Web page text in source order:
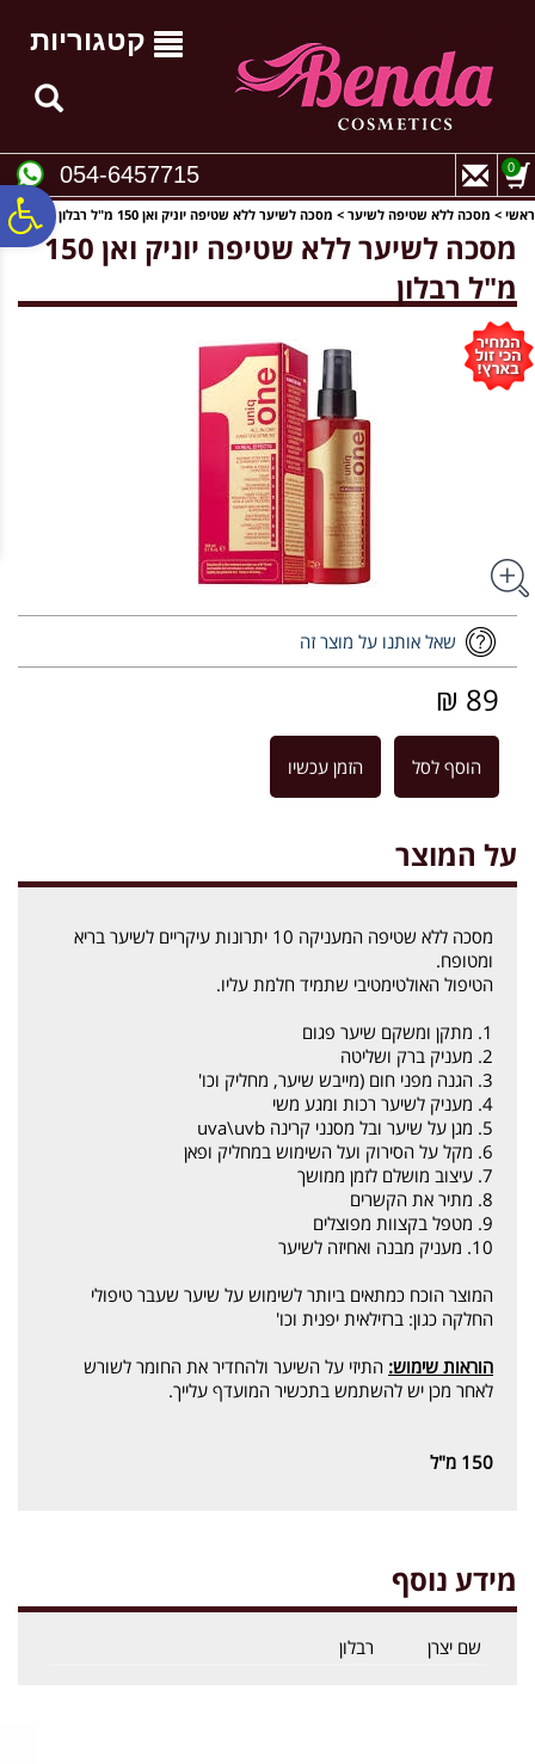
נגישות
קטגוריות
054-6457715 0
ראשי > מסכה ללא שטיפה לשיער > מסכה לשיער ללא שטיפה יוניק ואן 150 מ"ל רבלון
מסכה לשיער ללא שטיפה יוניק ואן 150
מ"ל רבלון
שאל אותנו על מוצר זה
89 ₪
הוסף לסל הזמן עכשיו
על המוצר
מסכה ללא שטיפה המעניקה 10 יתרונות עיקריים לשיער בריא
ומטופח.
הטיפול האולטימטיבי שתמיד חלמת עליו.
1. מתקן ומשקם שיער פגום
2. מעניק ברק ושליטה
3. הגנה מפני חום (מייבש שיער, מחליק וכו'
4. מעניק לשיער רכות ומגע משי
5. מגן על שיער ובל מסנני קרינה uva\uvb
6. מקל על הסירוק ועל השימוש במחליק ופאן
7. עיצוב מושלם לזמן ממושך
8. מתיר את הקשרים
9. מטפל בקצוות מפוצלים
10. מעניק מבנה ואחיזה לשיער
המוצר הוכח כמתאים ביותר לשימוש על שיער שעבר טיפולי
החלקה כגון: ברזילאית יפנית וכו'
הוראות שימוש: התיזי על השיער ולהחדיר את החומר לשורש
לאחר מכן יש להשתמש בתכשיר המועדף עלייך.
150 מ"ל
מידע נוסף
שם יצרן רבלון